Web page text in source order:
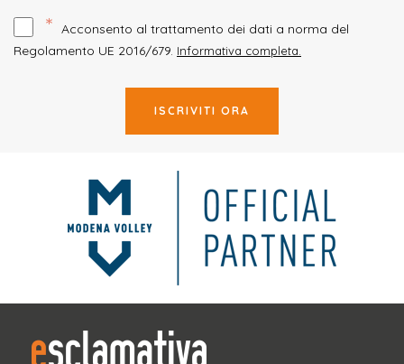
* Acconsento al trattamento dei dati a norma del
Regolamento UE 2016/679. Informativa completa.
ISCRIVITI ORA